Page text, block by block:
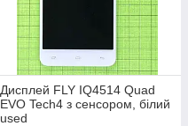
Дисплей FLY IQ4514 Quad
EVO Tech4 з сенсором, білий
used